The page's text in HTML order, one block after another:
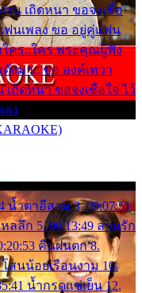
น เถิดหนา ขอจงเชื่อ
ฟนเพลง ขอ อยู่คู่แฟน
ใคร..ใคร พระคุณผู้ฟัง
งมา.. ขอ องค์เทวา
ถิดหนา ขอจงเชื่อใจ ไว้
ลง
น้ำตาอีสาน 3. 00:07:51
ลลึก 5. 00:13:49 ลานรัก
คืนฝนตก 8.
โสนน้อยเรือนงาม 10.
น้ำกรดแช่เย็น 12.